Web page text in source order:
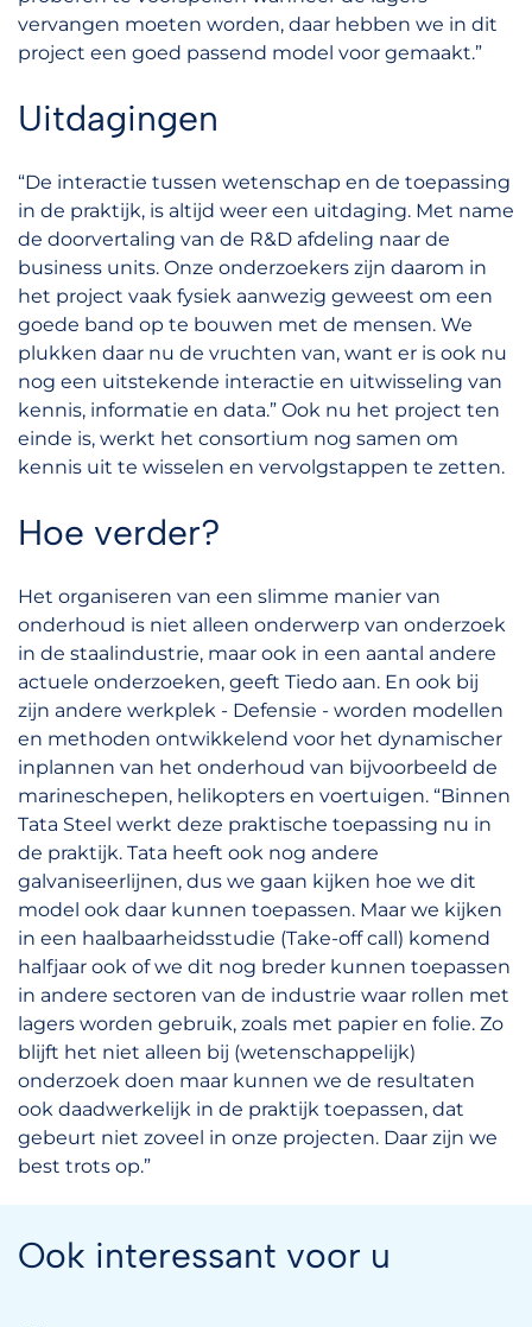
vervangen moeten worden, daar hebben we in dit
project een goed passend model voor gemaakt.”
Uitdagingen
“De interactie tussen wetenschap en de toepassing
in de praktijk, is altijd weer een uitdaging. Met name
de doorvertaling van de R&D afdeling naar de
business units. Onze onderzoekers zijn daarom in
het project vaak fysiek aanwezig geweest om een
goede band op te bouwen met de mensen. We
plukken daar nu de vruchten van, want er is ook nu
nog een uitstekende interactie en uitwisseling van
kennis, informatie en data.” Ook nu het project ten
einde is, werkt het consortium nog samen om
kennis uit te wisselen en vervolgstappen te zetten.
Hoe verder?
Het organiseren van een slimme manier van
onderhoud is niet alleen onderwerp van onderzoek
in de staalindustrie, maar ook in een aantal andere
actuele onderzoeken, geeft Tiedo aan. En ook bij
zijn andere werkplek - Defensie - worden modellen
en methoden ontwikkelend voor het dynamischer
inplannen van het onderhoud van bijvoorbeeld de
marineschepen, helikopters en voertuigen. “Binnen
Tata Steel werkt deze praktische toepassing nu in
de praktijk. Tata heeft ook nog andere
galvaniseerlijnen, dus we gaan kijken hoe we dit
model ook daar kunnen toepassen. Maar we kijken
in een haalbaarheidsstudie (Take-off call) komend
halfjaar ook of we dit nog breder kunnen toepassen
in andere sectoren van de industrie waar rollen met
lagers worden gebruik, zoals met papier en folie. Zo
blijft het niet alleen bij (wetenschappelijk)
onderzoek doen maar kunnen we de resultaten
ook daadwerkelijk in de praktijk toepassen, dat
gebeurt niet zoveel in onze projecten. Daar zijn we
best trots op.”
Ook interessant voor u